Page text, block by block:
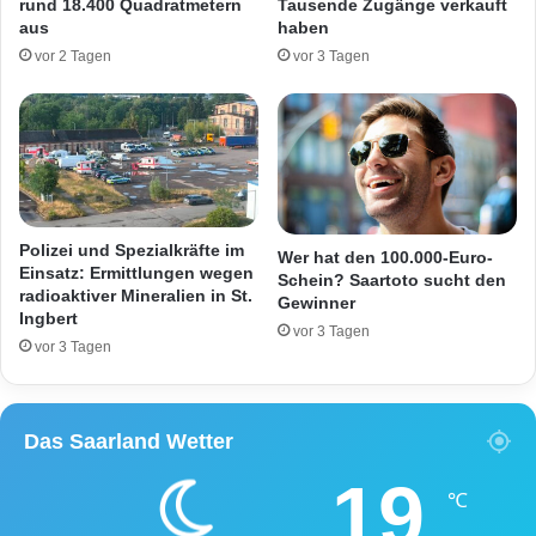
a
u
f
d
e
r
S
t
r
a
ß
d
i
r
e
r
i
n
G
a
s
t
s
t
e
rund 18.400 Quadratmetern
aus
vor 2 Tagen
Tausende Zugänge verkauft
haben
vor 3 Tagen
Polizei und Spezialkräfte im
Einsatz: Ermittlungen wegen
radioaktiver Mineralien in St.
Ingbert
vor 3 Tagen
Wer hat den 100.000-Euro-
Schein? Saartoto sucht den
Gewinner
vor 3 Tagen
Das Saarland Wetter
℃